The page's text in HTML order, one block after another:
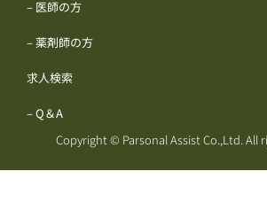
– 医師の方
– 薬剤師の方
求人検索
– Q＆A
Copyright © Parsonal Assist Co.,Ltd. All